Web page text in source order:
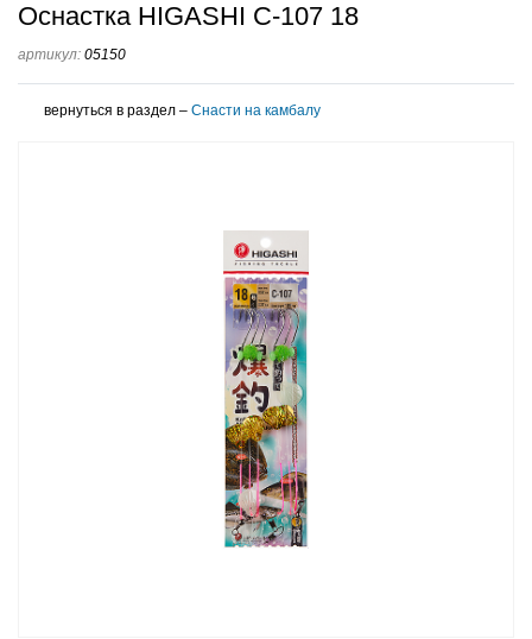
Оснастка HIGASHI C-107 18
артикул: 05150
вернуться в раздел – Снасти на камбалу